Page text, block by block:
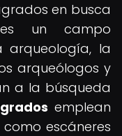
en busca
un campo
arqueología, la
arqueólogos y
a la búsqueda
emplean
escáneres